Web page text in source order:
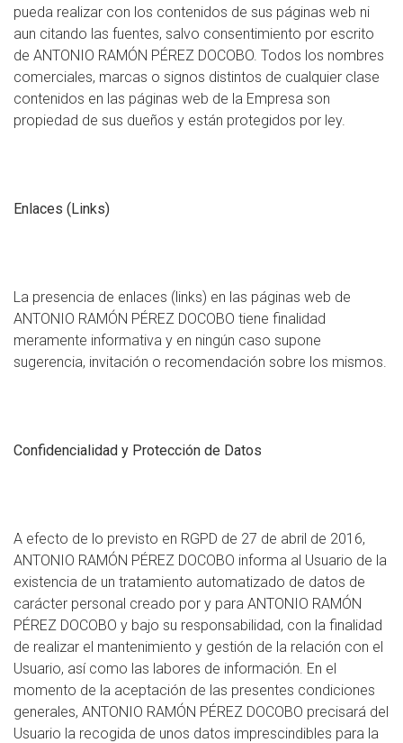
pueda realizar con los contenidos de sus páginas web ni
aun citando las fuentes, salvo consentimiento por escrito
de ANTONIO RAMÓN PÉREZ DOCOBO. Todos los nombres
comerciales, marcas o signos distintos de cualquier clase
contenidos en las páginas web de la Empresa son
propiedad de sus dueños y están protegidos por ley.
Enlaces (Links)
La presencia de enlaces (links) en las páginas web de
ANTONIO RAMÓN PÉREZ DOCOBO tiene finalidad
meramente informativa y en ningún caso supone
sugerencia, invitación o recomendación sobre los mismos.
Confidencialidad y Protección de Datos
A efecto de lo previsto en RGPD de 27 de abril de 2016,
ANTONIO RAMÓN PÉREZ DOCOBO informa al Usuario de la
existencia de un tratamiento automatizado de datos de
carácter personal creado por y para ANTONIO RAMÓN
PÉREZ DOCOBO y bajo su responsabilidad, con la finalidad
de realizar el mantenimiento y gestión de la relación con el
Usuario, así como las labores de información. En el
momento de la aceptación de las presentes condiciones
generales, ANTONIO RAMÓN PÉREZ DOCOBO precisará del
Usuario la recogida de unos datos imprescindibles para la